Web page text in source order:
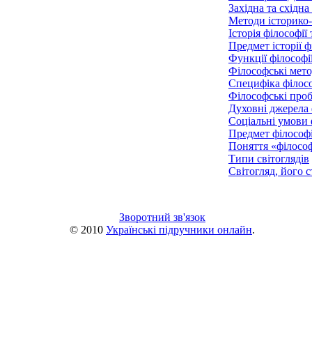
Західна та
Методи
Історія філософії
Предмет історії
Функції
Філософські
Специфіка
Філософські
Духовні джерела
Соціальні умови
Предмет
Поняття
Типи світоглядів
Світогляд, його
Зворотний зв'язок
© 2010 Українські підручники онлайн.